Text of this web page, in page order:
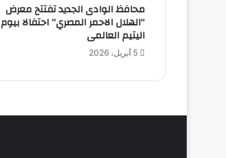
محافظ الوادى الجديد تفتتح معرض
“الهلال الاحمر المصري” احتفالا بيوم
اليتيم العالمى
5 أبريل، 2026